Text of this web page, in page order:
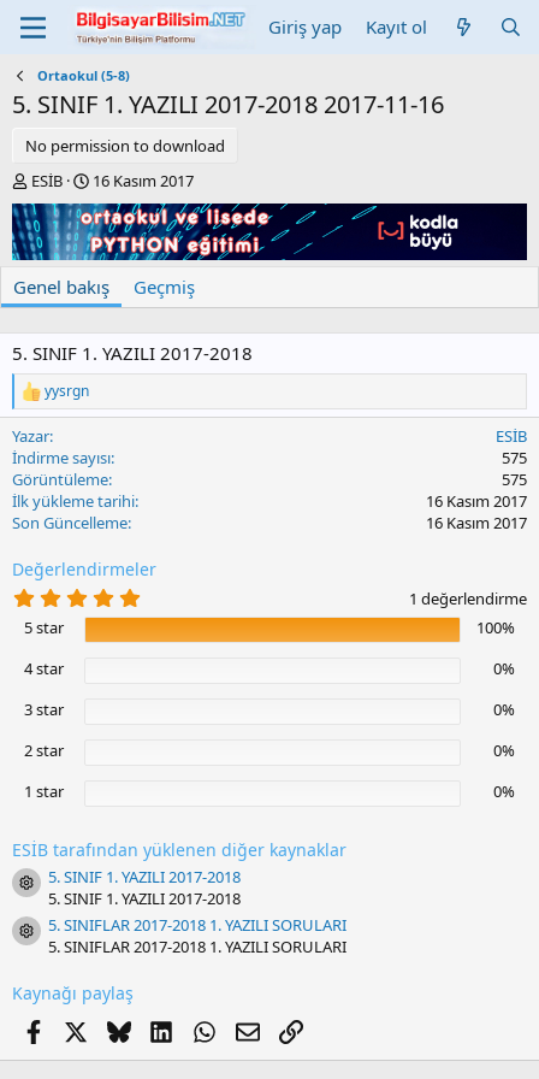
Giriş yap Kayıt ol
Ortaokul (5-8)
5. SINIF 1. YAZILI 2017-2018 2017-11-16
No permission to download
Y
a
z
a
r
ESİB
C
r
e
a
t
i
o
n
d
a
e
16 Kasım 2017
Genel bakış Geçmiş
5. SINIF 1. YAZILI 2017-2018
T
e
p
k
i
l
r
yysrgn
Yazar
ESİB
İndirme sayısı
575
Görüntüleme
575
İlk yükleme tarihi
16 Kasım 2017
Son Güncelleme
16 Kasım 2017
Değerlendirmeler
.
0
0
1 değerlendirme
5 star
100%
4 star
0%
3 star
0%
2 star
0%
1 star
0%
ESİB tarafından yüklenen diğer kaynaklar
Resource icon
5. SINIF 1. YAZILI 2017-2018
5. SINIF 1. YAZILI 2017-2018
Resource icon
5. SINIFLAR 2017-2018 1. YAZILI SORULARI
5. SINIFLAR 2017-2018 1. YAZILI SORULARI
Kaynağı paylaş
Facebook BlueskyLinkedInWhatsApp
E-postaLink